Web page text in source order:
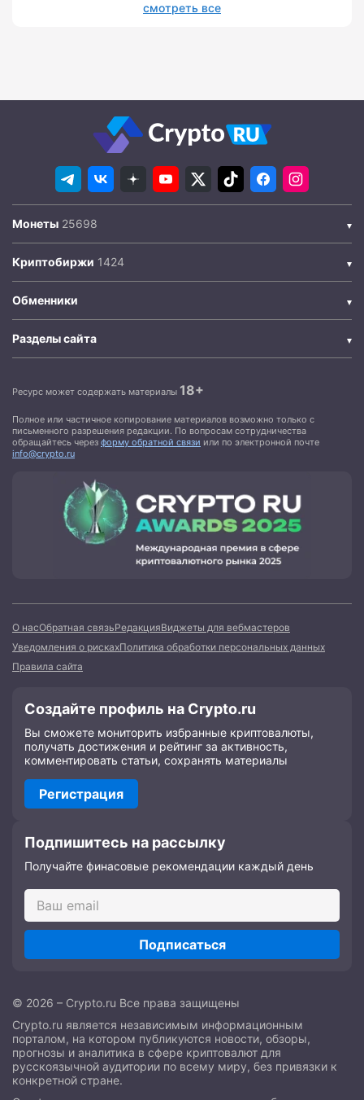
смотреть все
Монеты
Криптобиржи
Обменники
Разделы сайта
Ресурс может содержать материалы 18+
Полное или частичное копирование материалов возможно только с
письменного разрешения редакции. По вопросам сотрудничества
обращайтесь через форму обратной связи или по электронной почте
info@crypto.ru
О насОбратная связьРедакцияВиджеты для вебмастеров
Уведомления о рискахПолитика обработки персональных данных
Правила сайта
Создайте профиль на Crypto.ru
Вы сможете мониторить избранные криптовалюты,
получать достижения и рейтинг за активность,
комментировать статьи, сохранять материалы
Регистрация
Подпишитесь на рассылку
Получайте финасовые рекомендации каждый день
Подписаться
© 2026 – Crypto.ru Все права защищены
Crypto.ru является независимым информационным
порталом, на котором публикуются новости, обзоры,
прогнозы и аналитика в сфере криптовалют для
русскоязычной аудитории по всему миру, без привязки к
конкретной стране.